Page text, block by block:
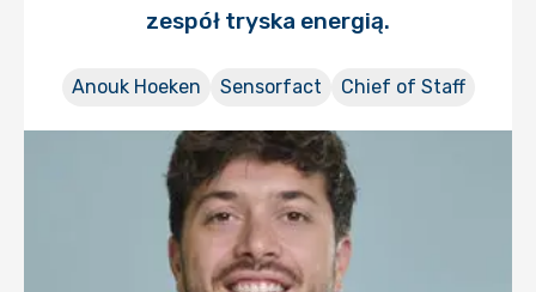
zespół tryska energią.
Anouk Hoeken Sensorfact Chief of Staff